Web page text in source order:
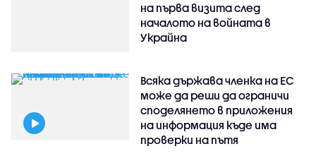
на първа визита след
началото на войната в
Украйна
Всяка държава членка на ЕС
може да реши да ограничи
споделянето в приложения
на информация къде има
проверки на пътя